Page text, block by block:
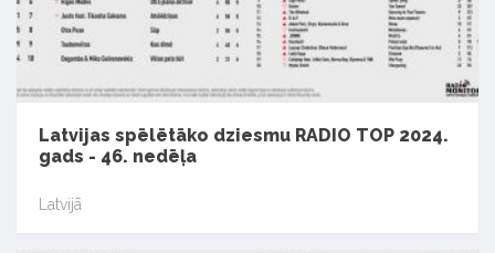
Latvijas spēlētāko dziesmu RADIO TOP 2024.
gads - 46. nedēļa
Latvijā